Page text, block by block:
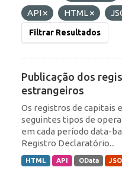
API
HTML
Filtrar Resultados
Publicação dos
estrangeiros
Os registros de capitais
seguintes tipos de
em cada período data-
Registro Declaratório...
HTML API OData